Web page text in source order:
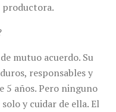
productora.
mutuo acuerdo. Su
responsables y
5 años. Pero ninguno
y cuidar de ella. El